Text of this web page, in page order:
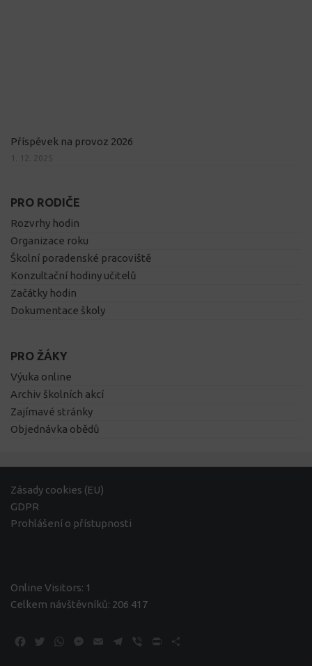
Příspěvek na provoz 2026
1. 12. 2025
PRO RODIČE
Rozvrhy hodin
Organizace roku
Školní poradenské pracoviště
Konzultační hodiny učitelů
Začátky hodin
Dokumentace školy
PRO ŽÁKY
Výuka online
Archiv školních akcí
Zajímavé stránky
Objednávka obědů
Zásady cookies (EU)
GDPR
Prohlášení o přístupnosti
Online Visitors: 1
Celkem návštěvníků: 206 417
Facebook
TwitterWhatsApp
Messenger
Email Telegram
Viber Print